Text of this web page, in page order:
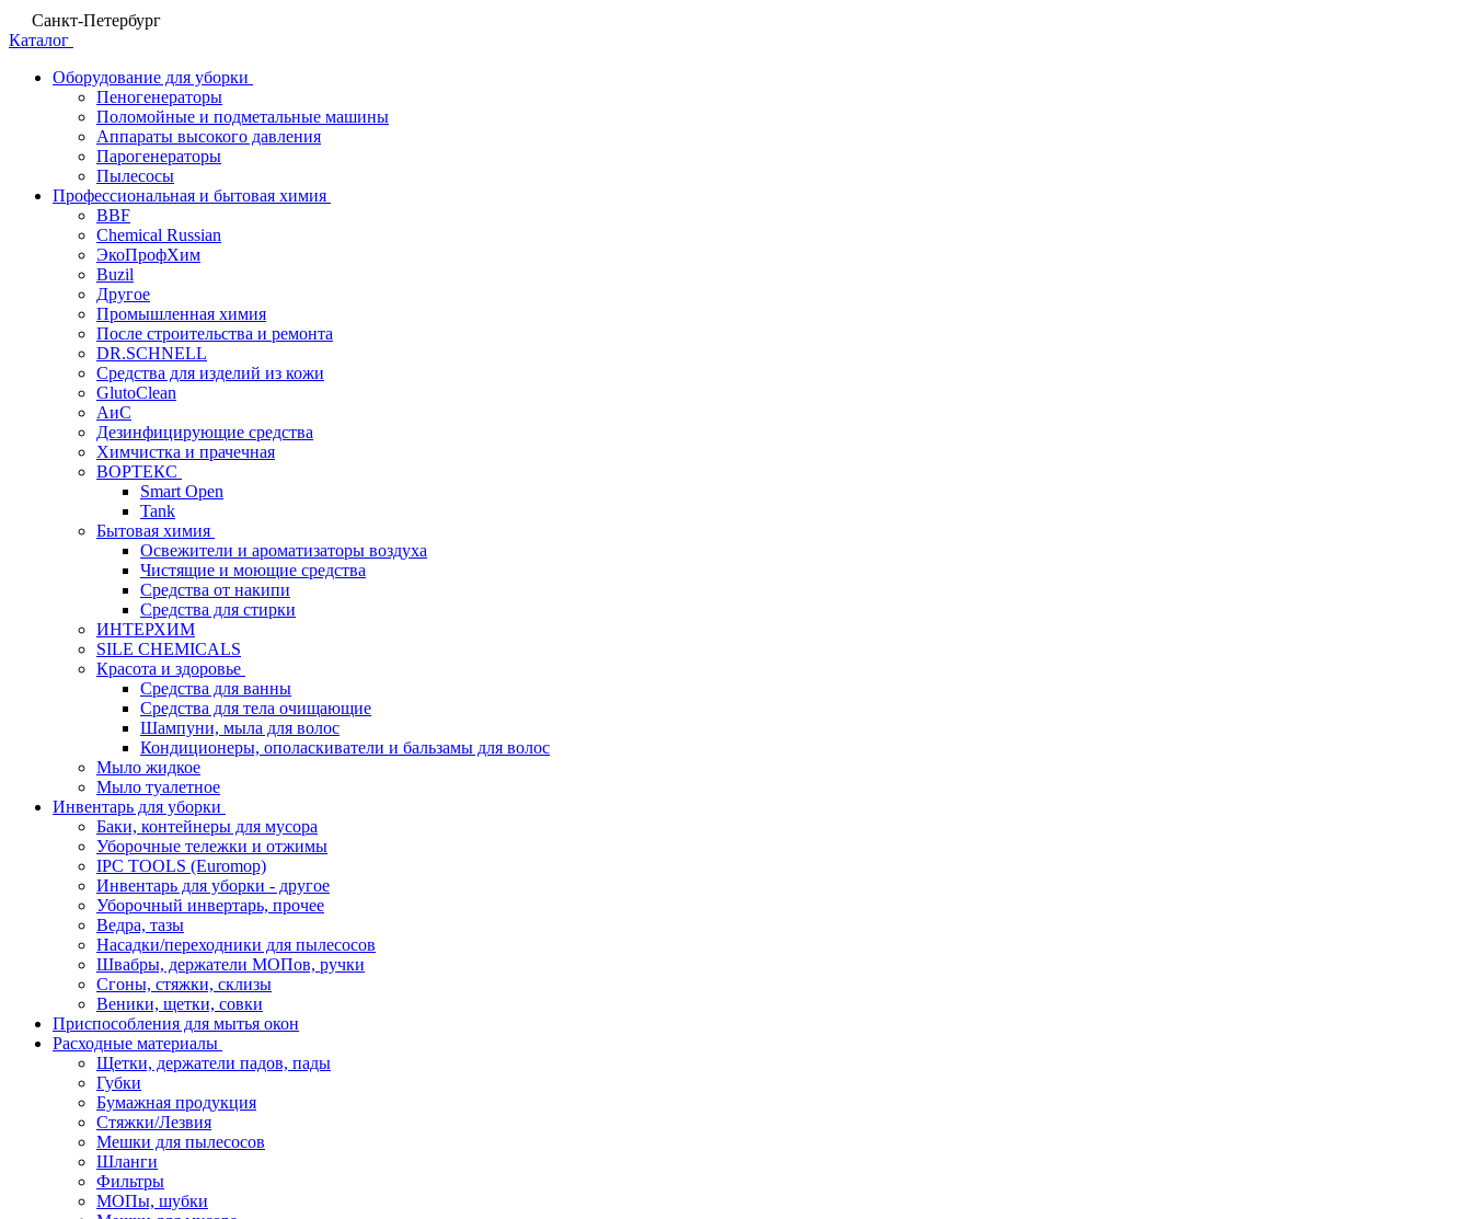
Санкт-Петербург
Каталог
Оборудование для уборки
Пеногенераторы
Поломойные и подметальные машины
Аппараты высокого давления
Парогенераторы
Пылесосы
Профессиональная и бытовая химия
BBF
Chemical Russian
ЭкоПрофХим
Buzil
Другое
Промышленная химия
После строительства и ремонта
DR.SCHNELL
Средства для изделий из кожи
GlutoClean
АиС
Дезинфицирующие средства
Химчистка и прачечная
ВОРТЕКС
Smart Open
Tank
Бытовая химия
Освежители и ароматизаторы воздуха
Чистящие и моющие средства
Средства от накипи
Средства для стирки
ИНТЕРХИМ
SILE CHEMICALS
Красота и здоровье
Средства для ванны
Средства для тела очищающие
Шампуни, мыла для волос
Кондиционеры, ополаскиватели и бальзамы для волос
Мыло жидкое
Мыло туалетное
Инвентарь для уборки
Баки, контейнеры для мусора
Уборочные тележки и отжимы
IPC TOOLS (Euromop)
Инвентарь для уборки - другое
Уборочный инвертарь, прочее
Ведра, тазы
Насадки/переходники для пылесосов
Швабры, держатели МОПов, ручки
Сгоны, стяжки, склизы
Веники, щетки, совки
Приспособления для мытья окон
Расходные материалы
Щетки, держатели падов, пады
Губки
Бумажная продукция
Стяжки/Лезвия
Мешки для пылесосов
Шланги
Фильтры
МОПы, шубки